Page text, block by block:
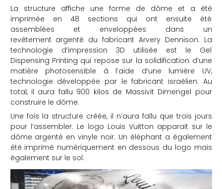
La structure affiche une forme de dôme et a été
imprimée en 48 sections qui ont ensuite été
assemblées et enveloppées dans un
revêtement argenté du fabricant Arvery Dennison. La
technologie d’impression 3D utilisée est le Gel
Dispensing Printing qui repose sur la solidification d’une
matière photosensible à l’aide d’une lumière UV,
technologie développée par le fabricant israélien. Au
total, il aura fallu 900 kilos de Massivit Dimengel pour
construire le dôme.
Une fois la structure créée, il n’aura fallu que trois jours
pour l’assembler. Le logo Louis Vuitton apparait sur le
dôme argenté en vinyle noir. Un éléphant a également
été imprimé numériquement en dessous du logo mais
également sur le sol.